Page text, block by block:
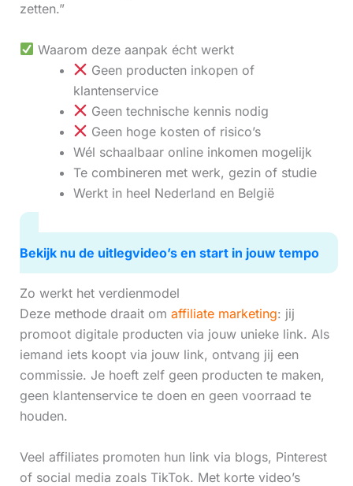
zetten.”
Waarom deze aanpak écht werkt
Geen producten inkopen of
klantenservice
Geen technische kennis nodig
Geen hoge kosten of risico’s
Wél schaalbaar online inkomen mogelijk
Te combineren met werk, gezin of studie
Werkt in heel Nederland en België
Bekijk nu de uitlegvideo’s en start in jouw tempo
Zo werkt het verdienmodel
Deze methode draait om affiliate marketing: jij
promoot digitale producten via jouw unieke link. Als
iemand iets koopt via jouw link, ontvang jij een
commissie. Je hoeft zelf geen producten te maken,
geen klantenservice te doen en geen voorraad te
houden.
Veel affiliates promoten hun link via blogs, Pinterest
of social media zoals TikTok. Met korte video’s